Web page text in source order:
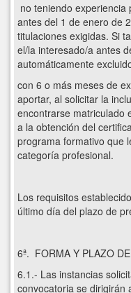
no teniendo
antes del 1 de enero de
titulaciones exigidas. Si
el/la interesado/a antes
automáticamente
con 6 o más meses de
aportar, al solicitar la
encontrarse matriculado
a la obtención del
programa formativo que
categoría profesional.
Los requisitos
último día del plazo de
6ª. FORMA Y PLAZO
6.1.- Las instancias
convocatoria se dirigirán